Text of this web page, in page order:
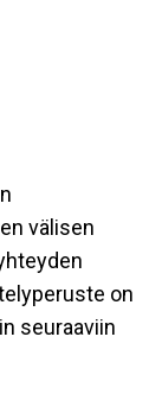
välisen
on
seuraaviin